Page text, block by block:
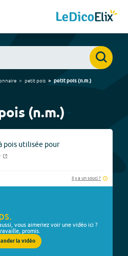
petit pois petit pois(n.m.)
(n.m.)
pois utilisée pour
Il y a un souci ?
vous aimeriez voir une vidéo ici ?
promis.
la vidéo